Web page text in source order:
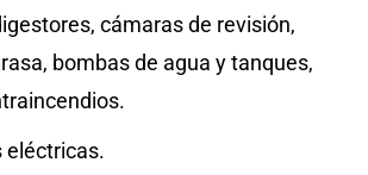
cámaras de revisión,
bombas de agua y tanques,
eléctricas.